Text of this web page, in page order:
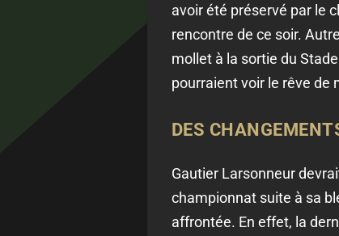
avoir été préservé par le
rencontre de ce soir.
mollet à la sortie du
pourraient voir le rêve de
DES
Gautier Larsonneur
championnat suite à sa
affrontée. En effet, la